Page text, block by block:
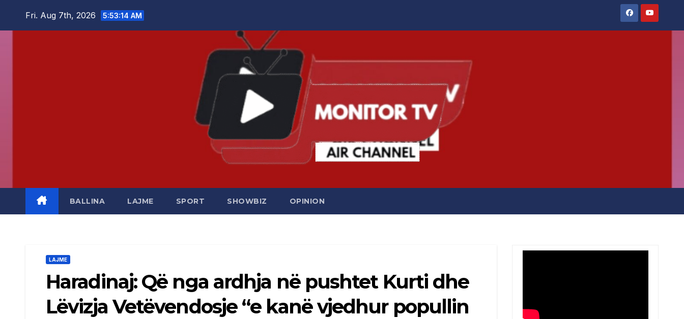
Fri. Aug 7th, 2026 5:53:14 AM
BALLINA LAJME SPORT SHOWBIZ OPINION
LAJME
Haradinaj: Që nga ardhja në pushtet Kurti dhe
Lëvizja Vetëvendosje “e kanë vjedhur popullin